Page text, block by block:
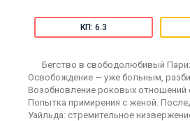
КП: 6.3
Бегство в свободолюбивый
Освобождение — уже больным,
Возобновление роковых отношений
Попытка примирения с женой.
Уайльда: стремительное